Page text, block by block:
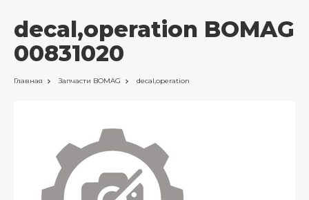
decal,operation BOMAG
00831020
Главная Запчасти BOMAG decal,operation